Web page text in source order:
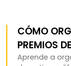
CÓMO
PREMIOS
Aprende a